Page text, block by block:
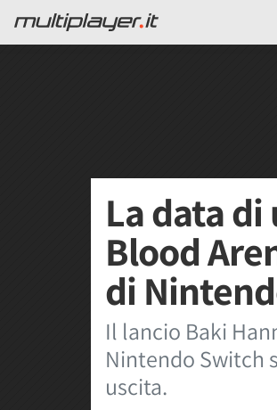
La data
Blood
di
Il lancio Baki
Nintendo Switch
uscita.